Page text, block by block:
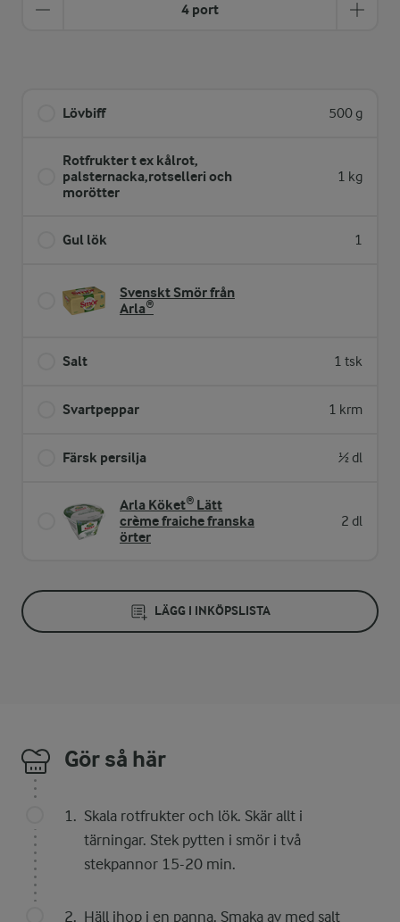
4 port
Lövbiff 500 g
Rotfrukter t ex kålrot,
palsternacka,rotselleri och
morötter
1 kg
Gul lök 1
Svenskt Smör från
Arla®
Salt 1 tsk
Svartpeppar 1 krm
Färsk persilja ½ dl
Arla Köket® Lätt
crème fraiche franska
örter
2 dl
LÄGG I INKÖPSLISTA
Gör så här
Skala rotfrukter och lök. Skär allt i
tärningar. Stek pytten i smör i två
stekpannor 15-20 min.
Häll ihop i en panna. Smaka av med salt